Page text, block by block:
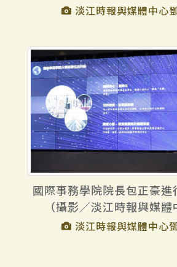
淡江時報與媒體中心
國際事務學院院長包正豪進
（攝影／淡江時報與媒體
淡江時報與媒體中心